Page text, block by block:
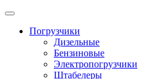
Погрузчики
Дизельные
Бензиновые
Электропогрузчики
Штабелеры